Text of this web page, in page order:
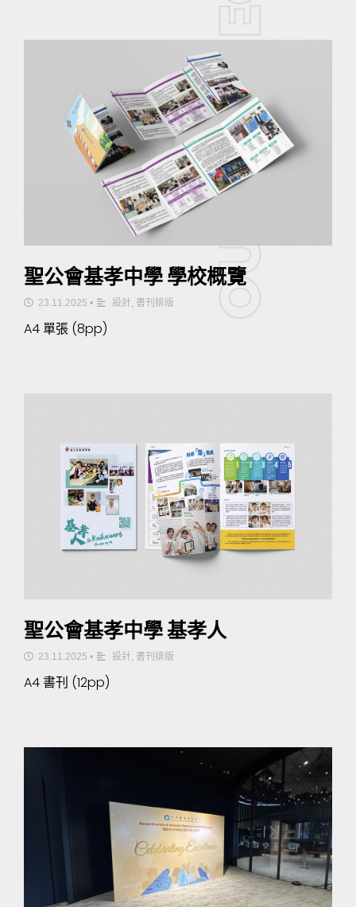
聖公會基孝中學 學校概覽
23.11.2025 • 設計, 書刊排版
A4 單張 (8pp)
聖公會基孝中學 基孝人
23.11.2025 • 設計 書刊排版
A4 書刊 (12pp)